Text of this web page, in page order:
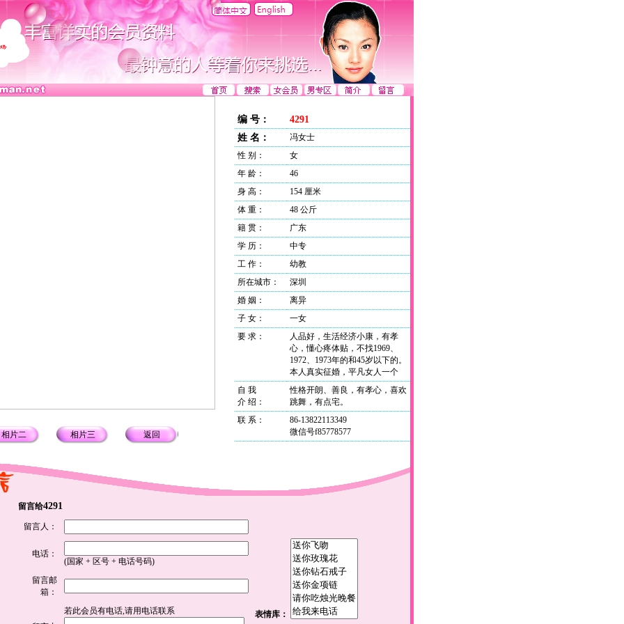
相片二 相片三 返回
编 号：
4291
姓 名：
冯女士
性 别：
女
年 龄：
46
身 高：
154 厘米
体 重：
48 公斤
籍 贯：
广东
学 历：
中专
工 作：
幼教
所在城市：
深圳
婚 姻：
离异
子 女：
一女
要 求：
人品好，生活经济小康，有孝
心，懂心疼体贴，不找1969、
1972、1973年的和45岁以下的。
本人真实征婚，平凡女人一个
自 我
介 绍 ：
性格开朗、善良，有孝心，喜欢
跳舞，有点宅。
联 系 ：
86-13822113349
微信号f85778577
留言给4291
留言人：
电话：
(国家 + 区号 + 电话号码)
留言邮
箱：
若此会员有电话,请用电话联系 表情库：